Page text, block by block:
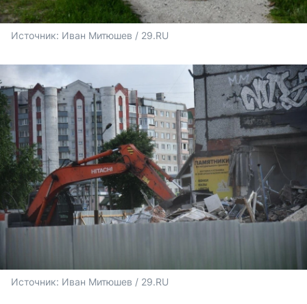
Источник: Иван Митюшев / 29.RU
Источник: Иван Митюшев / 29.RU